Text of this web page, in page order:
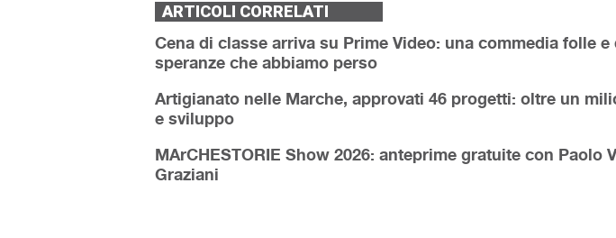
ARTICOLI CORRELATI
Cena di classe arriva su Prime Video: una commedia folle
speranze che abbiamo perso
Artigianato nelle Marche, approvati 46 progetti: oltre un
e sviluppo
MArCHESTORIE Show 2026: anteprime gratuite con Paolo
Graziani